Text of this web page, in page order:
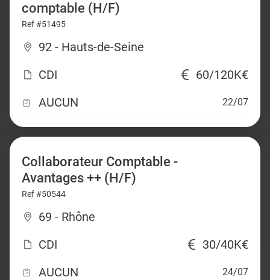
comptable (H/F)
Ref #51495
92 - Hauts-de-Seine
CDI
60/120K€
AUCUN
22/07
Collaborateur Comptable -
Avantages ++ (H/F)
Ref #50544
69 - Rhône
CDI
30/40K€
AUCUN
24/07